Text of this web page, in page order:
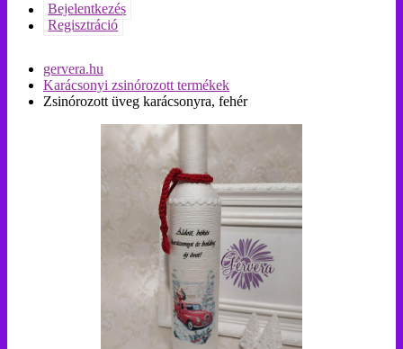
Bejelentkezés
Regisztráció
gervera.hu
Karácsonyi zsinórozott termékek
Zsinórozott üveg karácsonyra, fehér